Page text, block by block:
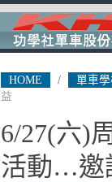
HOME / 單車
益
6/27(六)
活動…邀